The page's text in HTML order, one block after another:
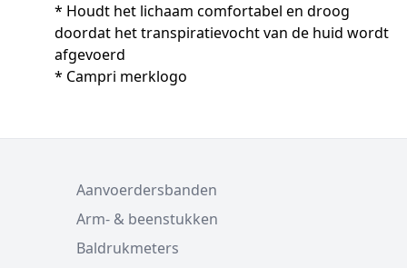
* Houdt het lichaam comfortabel en droog
doordat het transpiratievocht van de huid wordt
afgevoerd
* Campri merklogo
Aanvoerdersbanden
Arm- & beenstukken
Baldrukmeters